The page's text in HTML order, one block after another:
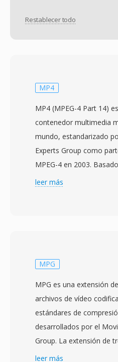
Restablecer todo
MP4
MP4 (MPEG-4 Part 14)
contenedor multimedia
mundo, estandarizado
Experts Group como
MPEG-4 en 2003.
medios base ISO
empaqueta vídeo H.264
gama de códecs
soporta funciones
indicaciones de
progresiva y streaming
leer más
MPG
MPG es una extensión
archivos de vídeo
estándares de
desarrollados por el
Group. La extensión de
origino en los primeros
leer más